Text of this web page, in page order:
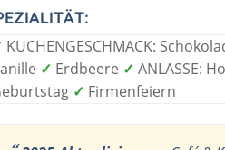
KUCHENGESCHMACK:
✓ Erdbeere ✓ ANLASSE:
✓ Firmenfeiern